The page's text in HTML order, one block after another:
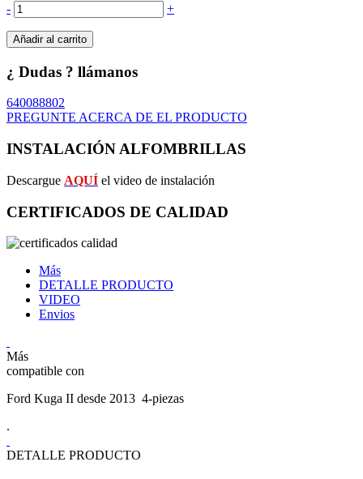
- +
Añadir al carrito
¿ Dudas ? llámanos
640088802
PREGUNTE ACERCA DE EL PRODUCTO
INSTALACIÓN ALFOMBRILLAS
Descargue AQUÍ el video de instalación
CERTIFICADOS DE CALIDAD
Más
DETALLE PRODUCTO
VIDEO
Envios
Más
compatible con
Ford Kuga II desde 2013 4-piezas
.
DETALLE PRODUCTO